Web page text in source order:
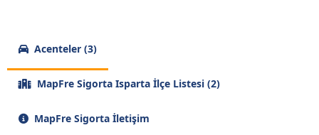
Acenteler (3)
MapFre Sigorta Isparta İlçe Listesi (2)
MapFre Sigorta İletişim